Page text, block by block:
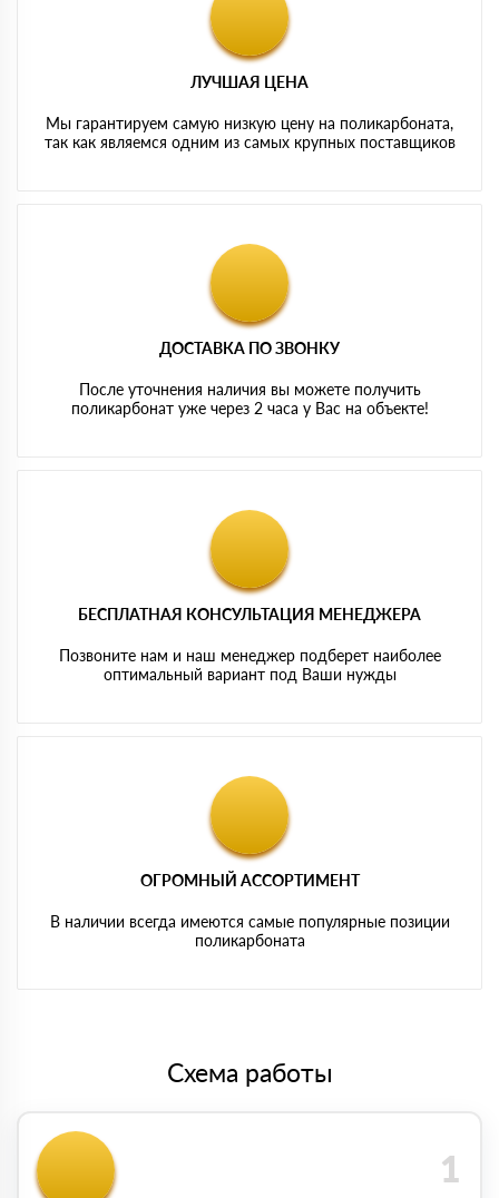
ЛУЧШАЯ ЦЕНА
Мы гарантируем самую низкую цену на поликарбоната,
так как являемся одним из самых крупных поставщиков
ДОСТАВКА ПО ЗВОНКУ
После уточнения наличия вы можете получить
поликарбонат уже через 2 часа у Вас на объекте!
БЕСПЛАТНАЯ КОНСУЛЬТАЦИЯ МЕНЕДЖЕРА
Позвоните нам и наш менеджер подберет наиболее
оптимальный вариант под Ваши нужды
ОГРОМНЫЙ АССОРТИМЕНТ
В наличии всегда имеются самые популярные позиции
поликарбоната
Схема работы